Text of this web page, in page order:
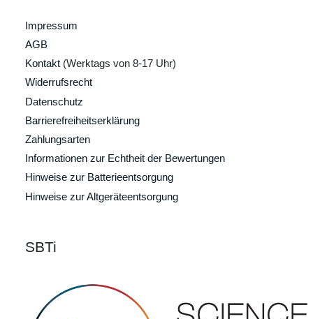
Impressum
AGB
Kontakt (Werktags von 8-17 Uhr)
Widerrufsrecht
Datenschutz
Barrierefreiheitserklärung
Zahlungsarten
Informationen zur Echtheit der Bewertungen
Hinweise zur Batterieentsorgung
Hinweise zur Altgeräteentsorgung
SBTi